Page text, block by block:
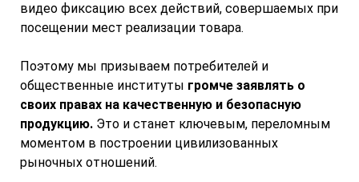
видео фиксацию всех действий, совершаемых при
посещении мест реализации товара.
Поэтому мы призываем потребителей и
общественные институты громче заявлять о
своих правах на качественную и безопасную
продукцию.Это и станет ключевым, переломным
моментом в построении цивилизованных
рыночных отношений.